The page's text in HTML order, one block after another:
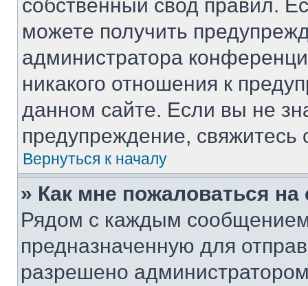
собственный свод правил.
можете получить
администратора
никакого отношения к
данном сайте. Если вы не
предупреждение,
Вернуться к началу
» Как мне пожаловаться
Рядом с каждым сообщением
предназначенную для
разрешено